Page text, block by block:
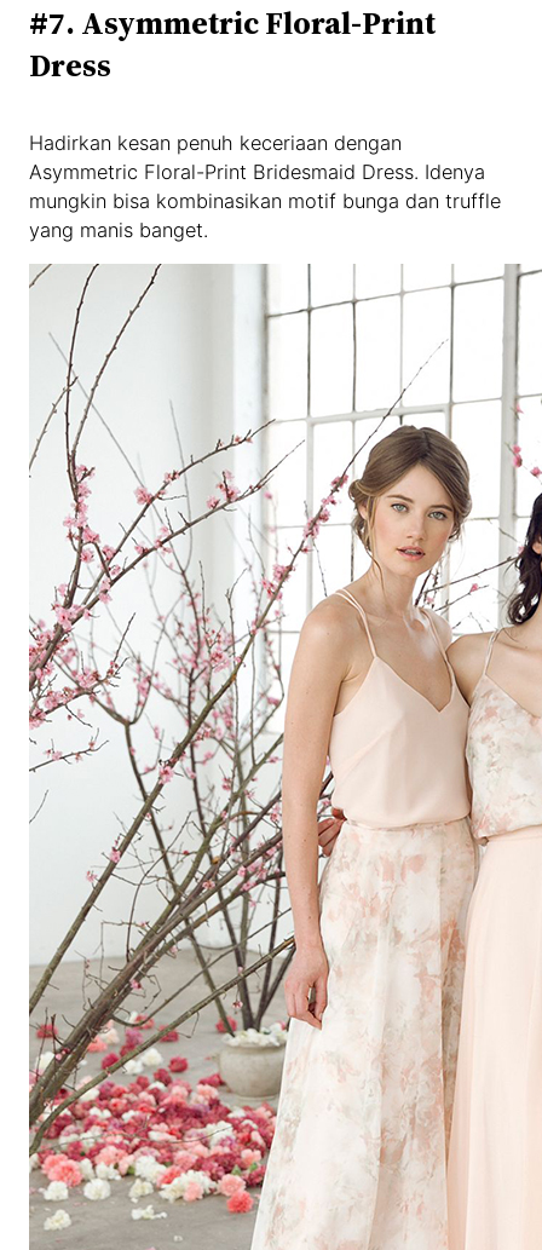
#7. Asymmetric Floral-Print
Dress
Hadirkan kesan penuh keceriaan dengan
Asymmetric Floral-Print Bridesmaid Dress. Idenya
mungkin bisa kombinasikan motif bunga dan truffle
yang manis banget.